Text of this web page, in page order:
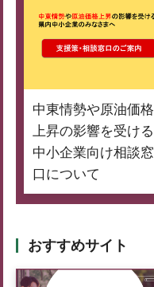
中東情勢や原油価格
上昇の影響を受ける
中小企業向け相談窓
口について
おすすめサイト